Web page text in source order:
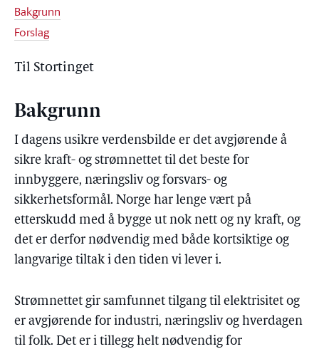
Bakgrunn
Forslag
Til Stortinget
Bakgrunn
I dagens usikre verdensbilde er det avgjørende å
sikre kraft- og strømnettet til det beste for
innbyggere, næringsliv og forsvars- og
sikkerhetsformål. Norge har lenge vært på
etterskudd med å bygge ut nok nett og ny kraft, og
det er derfor nødvendig med både kortsiktige og
langvarige tiltak i den tiden vi lever i.
Strømnettet gir samfunnet tilgang til elektrisitet og
er avgjørende for industri, næringsliv og hverdagen
til folk. Det er i tillegg helt nødvendig for